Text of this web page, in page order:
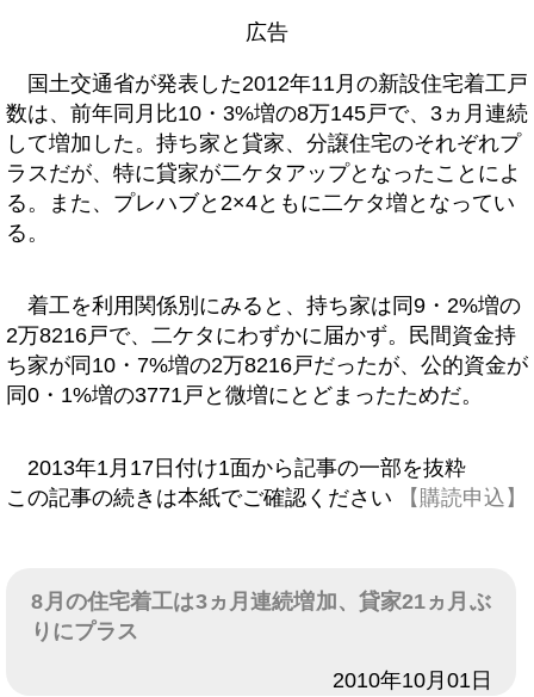
広告
国土交通省が発表した2012年11月の新設住宅着工戸
数は、前年同月比10・3%増の8万145戸で、3ヵ月連続
して増加した。持ち家と貸家、分譲住宅のそれぞれプ
ラスだが、特に貸家が二ケタアップとなったことによ
る。また、プレハブと2×4ともに二ケタ増となってい
る。
着工を利用関係別にみると、持ち家は同9・2%増の
2万8216戸で、二ケタにわずかに届かず。民間資金持
ち家が同10・7%増の2万8216戸だったが、公的資金が
同0・1%増の3771戸と微増にとどまったためだ。
2013年1月17日付け1面から記事の一部を抜粋
この記事の続きは本紙でご確認ください
【購読申込】
8月の住宅着工は3ヵ月連続増加、貸家21ヵ月ぶ
りにプラス
2010年10月01日